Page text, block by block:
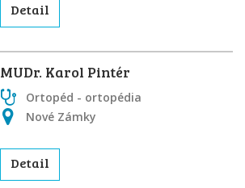
Detail
MUDr. Karol Pintér
Ortopéd - ortopédia
Nové Zámky
Detail